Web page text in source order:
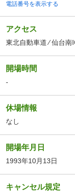
電話番号を表示する
アクセス
東北自動車道 ⁄ 仙台
開場時間
-
休場情報
なし
開場年月日
1993年10月13日
キャンセル規定